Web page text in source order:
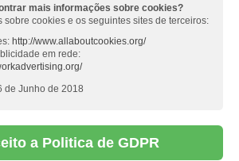
mais informações sobre cookies?
sobre cookies e os seguintes sites de terceiros:
http://www.allaboutcookies.org/
em rede:
de Junho de 2018